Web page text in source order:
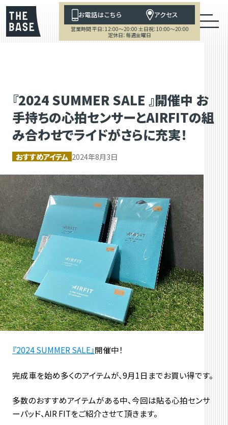
お電話はこちら アクセス
営業時間 平日：12:00～20:00 土日祝：10:00～20:00
定休日：毎週金曜日
『2024 SUMMER SALE 』開催中 お
手持ちの心拍センサーとAIRFITの組
み合わせでライドがさらに充実！
おすすめアイテム 2024年8月3日
『2024 SUMMER SALE』開催中！
完成車を始め多くのアイテムが、9月1日までお買い得です。
多数のおすすめアイテムがある中、今回は貼る心拍センサ
ーパッド、AIR FITをご紹介させて頂きます。